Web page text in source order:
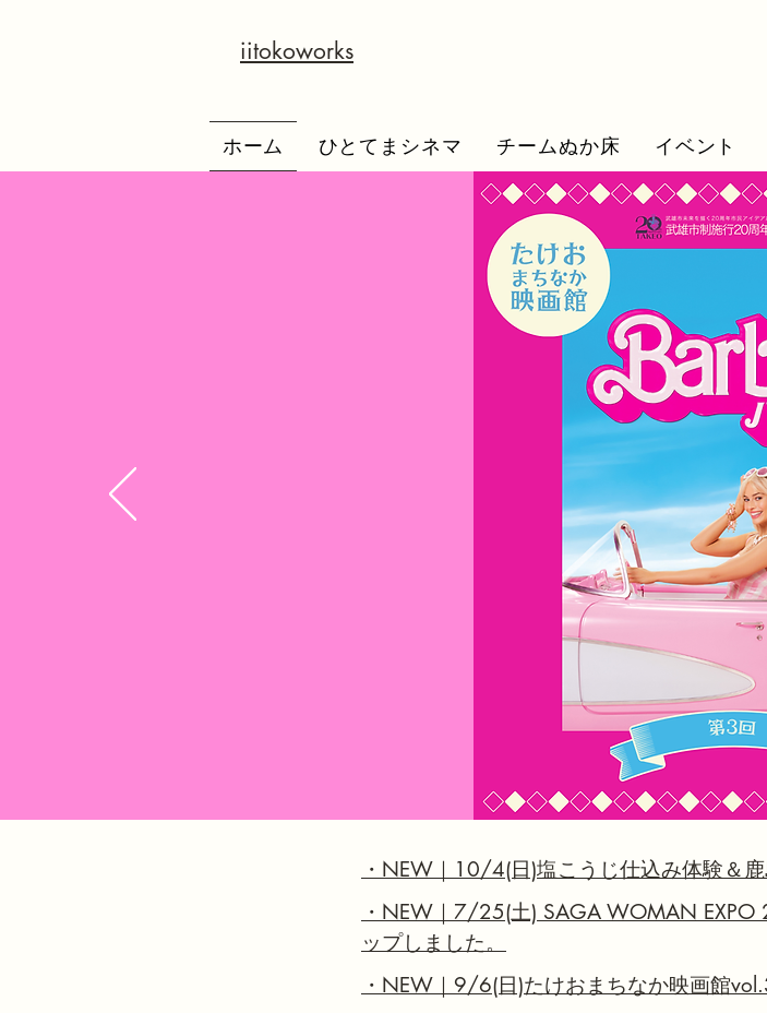
iitokoworks
ホーム ひとてまシネマ チームぬか床 イベント
・NEW｜ 10/4(日)塩こうじ仕込み体験＆
・NEW｜7/25(土) SAGA WOMAN
ップしました。
・NEW｜9/6(日)たけおまちなか映画館